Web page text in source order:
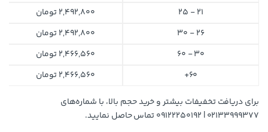
21 - 25
2,492,800تومان
26 - 30
2,492,800تومان
30 - 60
2,466,560تومان
60+
2,466,560تومان
برای دریافت تخفیفات بیشتر و خرید حجم بالا، با شماره‌های
۰۲۱۳۳۹۹۹۳۷۷ | ۰۹۱۲۲۲۵۰۱۹۲ تماس حاصل نمایید.